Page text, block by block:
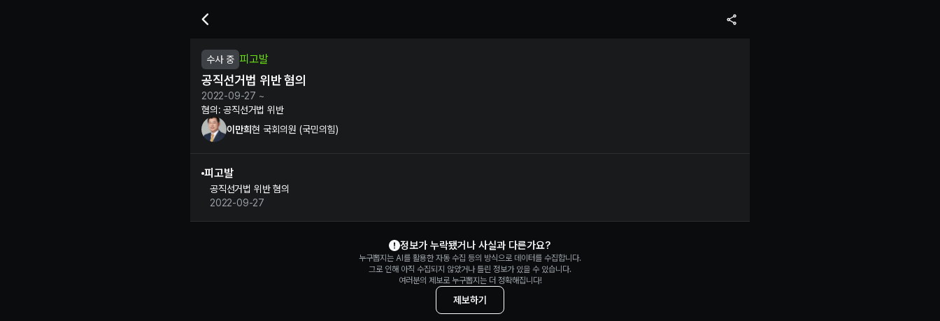
수사 중 피고발
공직선거법 위반 혐의
2022-09-27 ~
혐의:공직선거법 위반
이만희현 국회의원 (국민의힘)
피고발
공직선거법 위반 혐의
2022-09-27
정보가 누락됐거나 사실과 다른가요?
누구뽑지는 AI를 활용한 자동 수집 등의 방식으로 데이터를 수집합니다.
그로 인해 아직 수집되지 않았거나 틀린 정보가 있을 수 있습니다.
여러분의 제보로 누구뽑지는 더 정확해집니다!
제보하기